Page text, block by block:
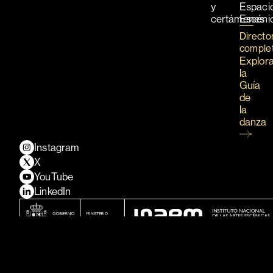
y
certámenes
la
Guía
de
la
danza
Instagram
X
YouTube
LinkedIn